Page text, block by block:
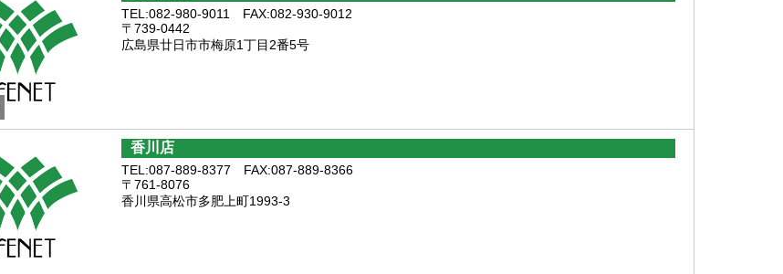
TEL:082-980-9011 FAX:082-930-9012
〒739-0442
広島県廿日市市梅原1丁目2番5号
香川店
TEL:087-889-8377 FAX:087-889-8366
〒761-8076
香川県高松市多肥上町1993-3